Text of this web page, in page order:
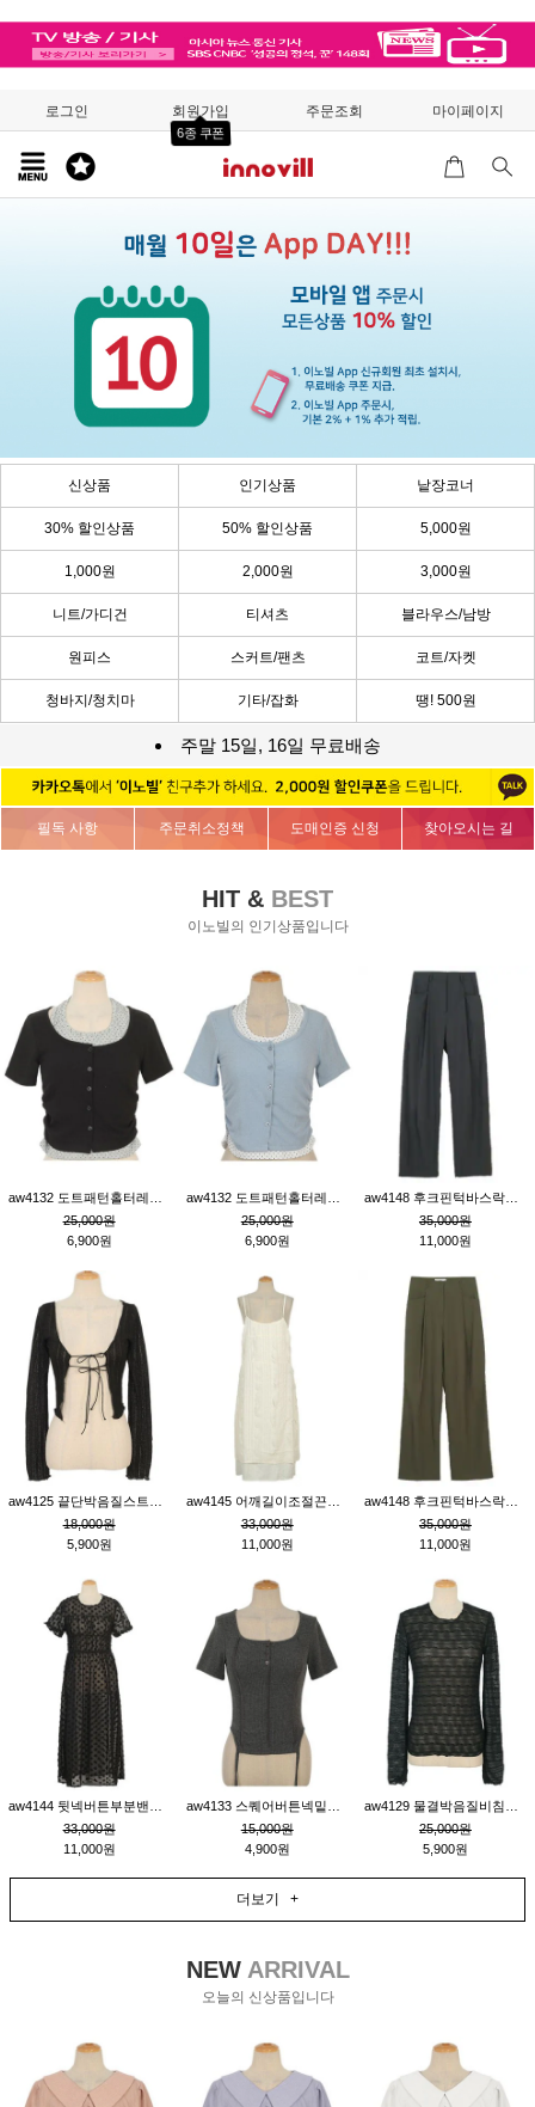
로그인 회원가입
6종 쿠폰
주문조회 마이페이지
신상품 인기상품 낱장코너
30% 할인상품 50% 할인상품 5,000원
1,000원 2,000원 3,000원
니트/가디건 티셔츠 블라우스/남방
원피스 스커트/팬츠 코트/자켓
청바지/청치마 기타/잡화 땡! 500원
주말 15일, 16일 무료배송
필독 사항 주문취소정책 도매인증 신청 찾아오시는 길
HIT & BEST
이노빌의 인기상품입니다
25,000원
6,900원
25,000원
6,900원
35,000원
11,000원
18,000원
5,900원
33,000원
11,000원
35,000원
11,000원
33,000원
11,000원
15,000원
4,900원
25,000원
5,900원
더보기 +
NEWARRIVAL
오늘의 신상품입니다